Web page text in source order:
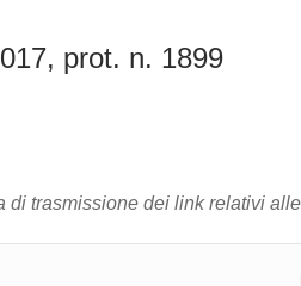
prot. n. 1899
trasmissione dei link relativi